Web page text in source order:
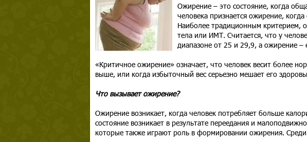
Ожирение – это состояние, когда
человека признается ожирение,
Наиболее традиционным критерием,
тела или ИМТ. Считается, что у
диапазоне от 25 и 29,9, а ожирение –
«Критичное ожирение» означает, что человек весит более
выше, или когда избыточный вес серьезно мешает его
Что вызывает ожирение?
Ожирение возникает, когда человек потребляет больше
состояние возникает в результате переедания и
которые также играют роль в формировании ожирения.